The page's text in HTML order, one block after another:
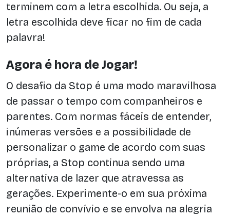
terminem com a letra escolhida. Ou seja, a
letra escolhida deve ficar no fim de cada
palavra!
Agora é hora de Jogar!
O desafio da Stop é uma modo maravilhosa
de passar o tempo com companheiros e
parentes. Com normas fáceis de entender,
inúmeras versões e a possibilidade de
personalizar o game de acordo com suas
próprias, a Stop continua sendo uma
alternativa de lazer que atravessa as
gerações. Experimente-o em sua próxima
reunião de convívio e se envolva na alegria